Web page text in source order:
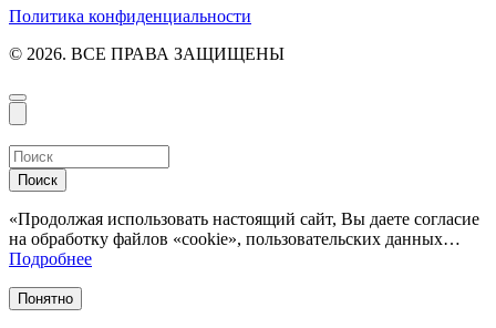
Политика конфиденциальности
© 2026. ВСЕ ПРАВА ЗАЩИЩЕНЫ
Поиск
«Продолжая использовать настоящий сайт, Вы даете согласие
на обработку файлов «cookie», пользовательских данных…
Подробнее
Понятно